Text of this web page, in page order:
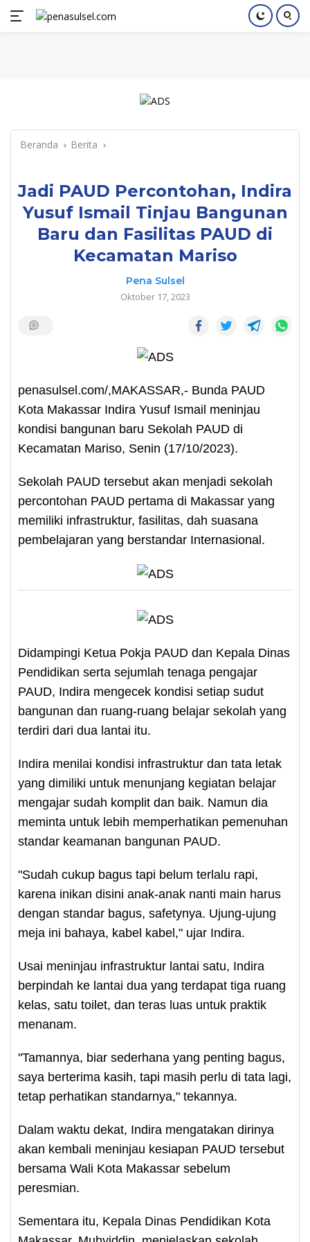
Langsung
Home Index
Beranda Berita
Jadi PAUD Percontohan, Indira
Yusuf Ismail Tinjau Bangunan
Baru dan Fasilitas PAUD di
Kecamatan Mariso
Pena Sulsel
Oktober 17, 2023
penasulsel.com/,MAKASSAR,- Bunda PAUD
Kota Makassar Indira Yusuf Ismail meninjau
kondisi bangunan baru Sekolah PAUD di
Kecamatan Mariso, Senin (17/10/2023).
Sekolah PAUD tersebut akan menjadi sekolah
percontohan PAUD pertama di Makassar yang
memiliki infrastruktur, fasilitas, dah suasana
pembelajaran yang berstandar Internasional.
Didampingi Ketua Pokja PAUD dan Kepala Dinas
Pendidikan serta sejumlah tenaga pengajar
PAUD, Indira mengecek kondisi setiap sudut
bangunan dan ruang-ruang belajar sekolah yang
terdiri dari dua lantai itu.
Indira menilai kondisi infrastruktur dan tata letak
yang dimiliki untuk menunjang kegiatan belajar
mengajar sudah komplit dan baik. Namun dia
meminta untuk lebih memperhatikan pemenuhan
standar keamanan bangunan PAUD.
"Sudah cukup bagus tapi belum terlalu rapi,
karena inikan disini anak-anak nanti main harus
dengan standar bagus, safetynya. Ujung-ujung
meja ini bahaya, kabel kabel," ujar Indira.
Usai meninjau infrastruktur lantai satu, Indira
berpindah ke lantai dua yang terdapat tiga ruang
kelas, satu toilet, dan teras luas untuk praktik
menanam.
"Tamannya, biar sederhana yang penting bagus,
saya berterima kasih, tapi masih perlu di tata lagi,
tetap perhatikan standarnya," tekannya.
Dalam waktu dekat, Indira mengatakan dirinya
akan kembali meninjau kesiapan PAUD tersebut
bersama Wali Kota Makassar sebelum
peresmian.
Sementara itu, Kepala Dinas Pendidikan Kota